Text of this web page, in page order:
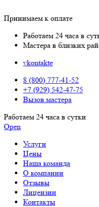
Принимаем к оплате
Работаем 24 часа в
Мастера в близких
vkontakte
8 (800) 777-41-52
+7 (929) 542-47-75
Вызов мастера
Работаем 24 часа в сутки
Open
Услуги
Цены
Наша команда
О компании
Отзывы
Лицензии
Контакты